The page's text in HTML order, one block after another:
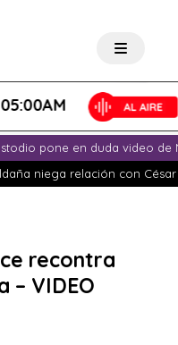
pone en duda video de
niega relación con
recontra
– VIDEO